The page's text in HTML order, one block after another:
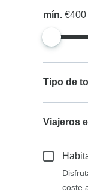
mín.€400
Tipo de
Viajeros
coste